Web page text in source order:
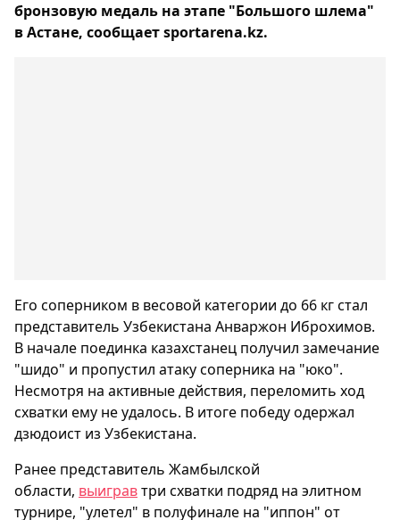
бронзовую медаль на этапе "Большого шлема"
в Астане, сообщает sportarena.kz.
Его соперником в весовой категории до 66 кг стал
представитель Узбекистана Анваржон Иброхимов.
В начале поединка казахстанец получил замечание
"шидо" и пропустил атаку соперника на "юко".
Несмотря на активные действия, переломить ход
схватки ему не удалось. В итоге победу одержал
дзюдоист из Узбекистана.
Ранее представитель Жамбылской
области, выигравтри схватки подряд на элитном
турнире, "улетел" в полуфинале на "иппон" от